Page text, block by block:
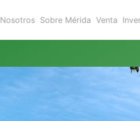
Nosotros Sobre Mérida Venta